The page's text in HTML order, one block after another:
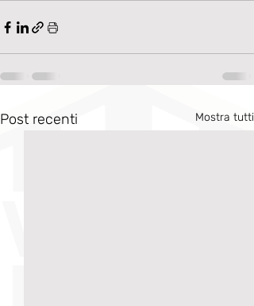
Post recenti Mostra tutti